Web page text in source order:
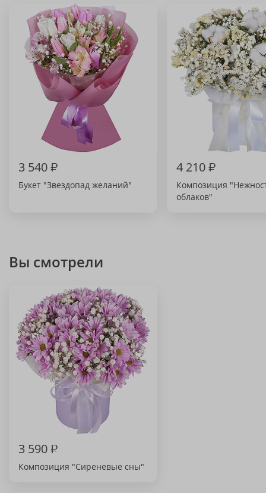
3 540₽
Букет "Звездопад желаний"
4 210₽
Композиция
облаков"
Вы смотрели
3 590₽
Композиция "Сиреневые сны"